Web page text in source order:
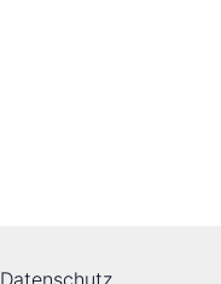
Datenschutz